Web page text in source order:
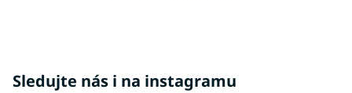
Sledujte nás i na instagramu